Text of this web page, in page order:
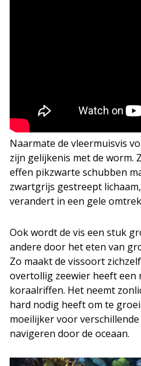
Naarmate de vleermuisvis
zijn gelijkenis met de worm.
effen pikzwarte schubben
zwartgrijs gestreept
verandert in een gele
Ook wordt de vis een stuk
andere door het eten van
Zo maakt de vissoort
overtollig zeewier heeft een
koraalriffen. Het neemt
hard nodig heeft om te
moeilijker voor
navigeren door de oceaan.